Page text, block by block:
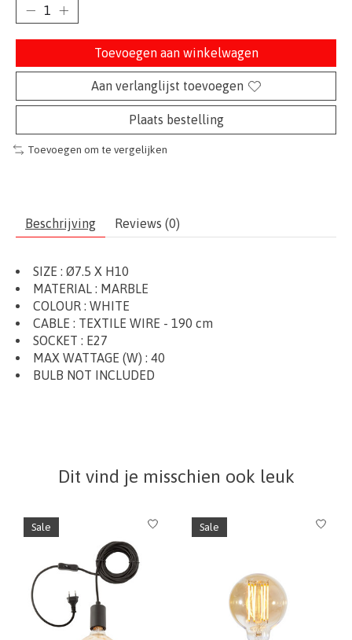
Toevoegen aan winkelwagen
Aan verlanglijst toevoegen
Plaats bestelling
Toevoegen om te vergelijken
Beschrijving Reviews (0)
SIZE : Ø7.5 X H10
MATERIAL : MARBLE
COLOUR : WHITE
CABLE : TEXTILE WIRE - 190 cm
SOCKET : E27
MAX WATTAGE (W) : 40
BULB NOT INCLUDED
Dit vind je misschien ook leuk
Items van productcarrousel
Sale Sale